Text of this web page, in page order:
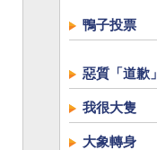
鴨子投票
惡質「道歉」
我很大隻
大象轉身